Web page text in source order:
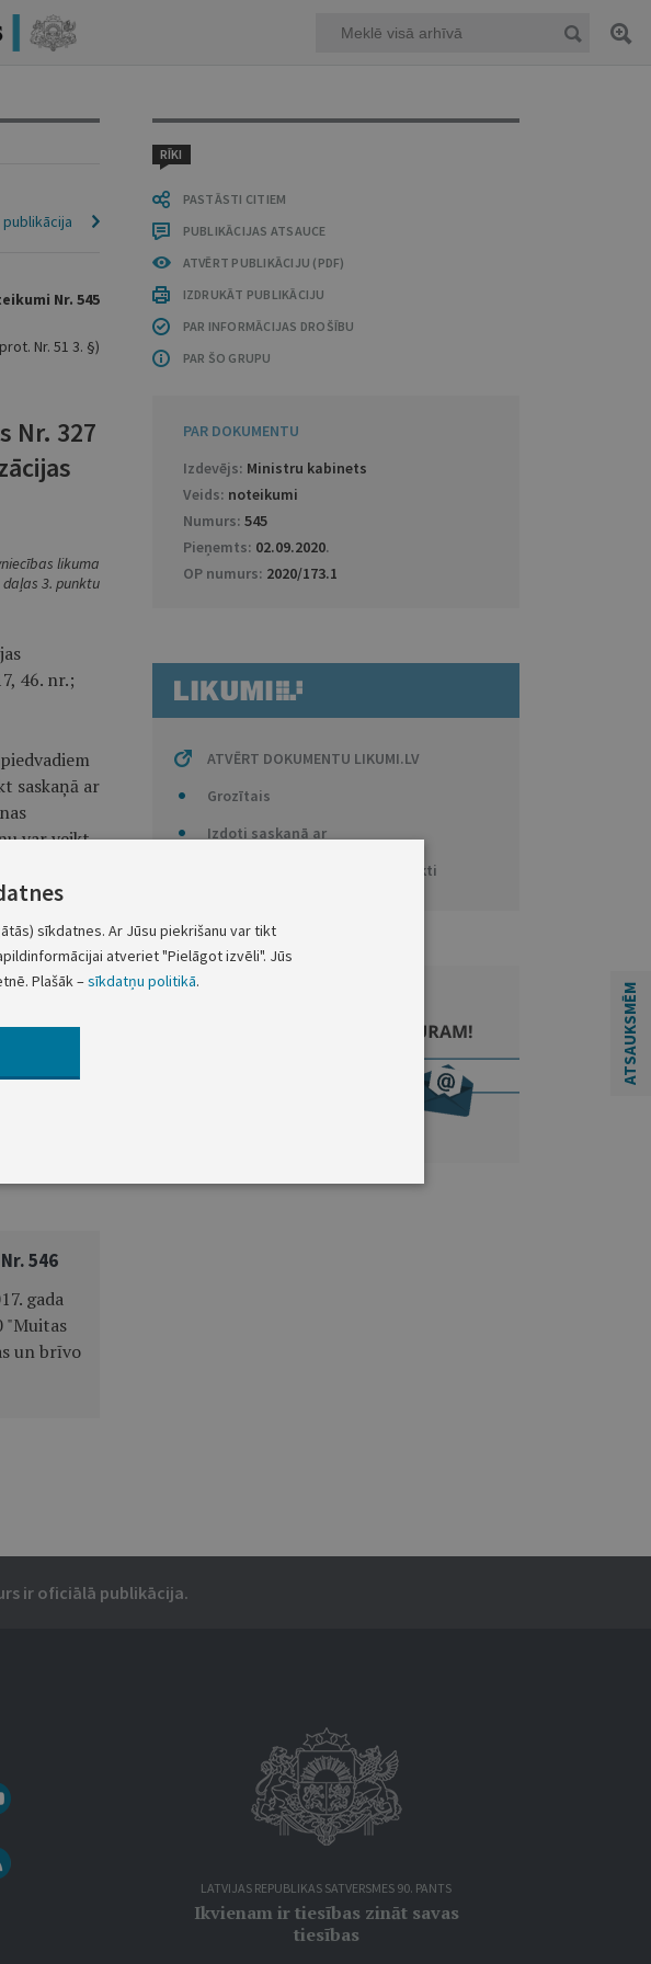
RĪKI
PASTĀSTI CITIEM
PUBLIKĀCIJAS ATSAUCE
ATVĒRT PUBLIKĀCIJU (PDF)
IZDRUKĀT PUBLIKĀCIJU
PAR INFORMĀCIJAS DROŠĪBU
PAR ŠO GRUPU
PAR DOKUMENTU
Izdevējs: Ministru kabinets
Veids: noteikumi
Numurs: 545
Pieņemts: 02.09.2020.
OP numurs: 2020/173.1
ATVĒRT DOKUMENTU LIKUMI.LV
Grozītais
Izdoti saskaņā ar
Anotācijas / Tiesību aktu projekti
publikācija
Nr. 545
Nr. 51 3. §)
Nr. 327
likuma
3. punktu
46. nr.;
saskaņā ar
var veikt
prezidents
A. K. Kariņš
ministrs
546
gada
"Muitas
un brīvo
ir oficiālā publikācija.
LATVIJAS REPUBLIKAS SATVERSMES 90. PANTS
Ikvienam ir tiesības zināt savas
tiesības
ATSAUKSMĒM
sīkdatnes. Ar Jūsu piekrišanu var tikt
atveriet "Pielāgot izvēli". Jūs
Plašāk –sīkdatņu politikā.